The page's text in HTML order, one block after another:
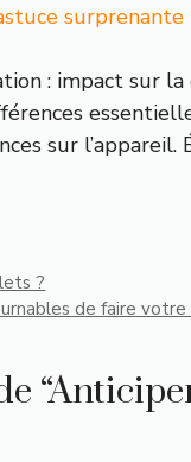
: impact sur
sur l’appareil.
?
de faire